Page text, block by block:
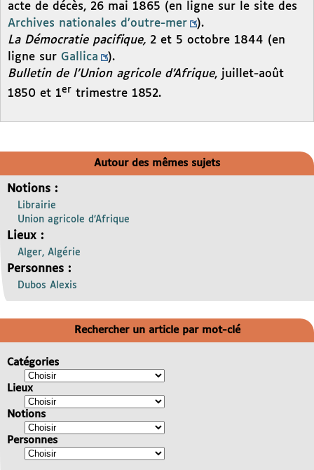
acte de décès, 26 mai 1865 (en ligne sur le site des
Archives nationales d’outre-mer
).
La Démocratie pacifique, 2 et 5 octobre 1844 (en
ligne sur Gallica
).
Bulletin de l’Union agricole d’Afrique, juillet-août
1850 et 1er trimestre 1852.
Autour des mêmes sujets
Notions :
Librairie
Union agricole d’Afrique
Lieux :
Alger, Algérie
Personnes :
Dubos Alexis
Rechercher un article par mot-clé
Catégories
Lieux
Notions
Personnes